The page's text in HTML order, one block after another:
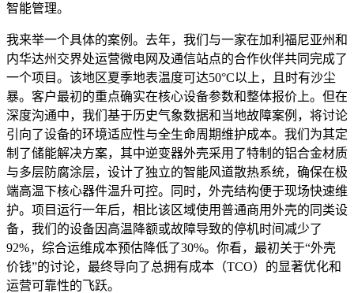
智能管理。
我来举一个具体的案例。去年，我们与一家在加利福尼亚州和
内华达州交界处运营微电网及通信站点的合作伙伴共同完成了
一个项目。该地区夏季地表温度可达50°C以上，且时有沙尘
暴。客户最初的重点确实在核心设备参数和整体报价上。但在
深度沟通中，我们基于历史气象数据和当地故障案例，将讨论
引向了设备的环境适应性与全生命周期维护成本。我们为其定
制了储能解决方案，其中逆变器外壳采用了特制的铝合金材质
与多层防腐涂层，设计了独立的智能风道散热系统，确保在极
端高温下核心器件温升可控。同时，外壳结构便于现场快速维
护。项目运行一年后，相比该区域使用普通商用外壳的同类设
备，我们的设备因高温降额或故障导致的停机时间减少了
92%，综合运维成本预估降低了30%。你看，最初关于“外壳
价钱”的讨论，最终导向了总拥有成本（TCO）的显著优化和
运营可靠性的飞跃。